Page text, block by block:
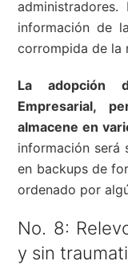
información de
corrompida de la
La adopción
Empresarial,
almacene en
información será
en backups de
ordenado por
No. 8:
y sin